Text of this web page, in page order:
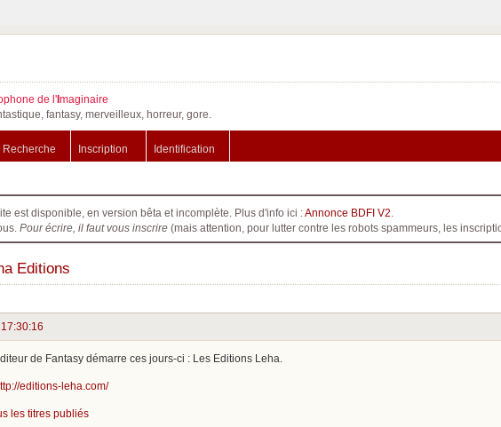
de l'Imaginaire
fantasy, merveilleux, horreur, gore.
Recherche Inscription Identification
est disponible, en version bêta et incomplète. Plus d'info ici :Annonce BDFI V2
Pour écrire, il faut vous inscrire (mais attention, pour lutter contre les robots spammeurs, les
Editions
de Fantasy démarre ces jours-ci : Les Editions Leha.
editions-leha.com/
les titres publiés